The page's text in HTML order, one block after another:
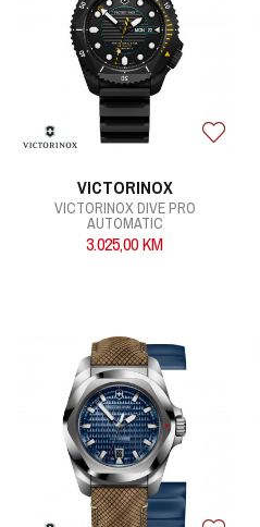
VICTORINOX
VICTORINOX DIVE PRO
AUTOMATIC
3.025,00KM